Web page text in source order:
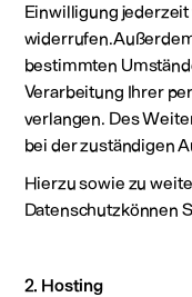
Einwilligung
bestimmten
Verarbeitung Ihrer
verlangen. Des
bei der zuständigen
Hierzu sowie zu
Datenschutzkönnen
2. Hosting